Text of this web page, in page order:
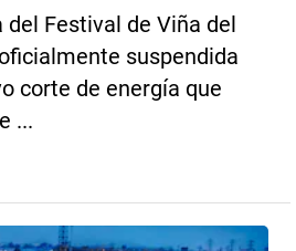
Festival de Viña del
suspendida
corte de energía que
...